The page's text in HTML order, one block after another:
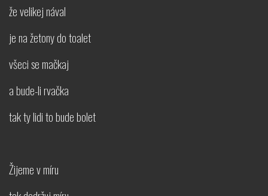
že velikej nával
je na žetony do toalet
všeci se mačkaj
a bude-li rvačka
tak ty lidi to bude bolet
Žijeme v míru